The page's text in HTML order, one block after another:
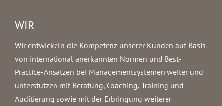
WIR
Wir entwickeln die Kompetenz unserer Kunden auf Basis
von international anerkannten Normen und Best-
Practice-Ansätzen bei Managementsystemen weiter und
unterstützen mit Beratung, Coaching, Training und
Auditierung sowie mit der Erbringung weiterer